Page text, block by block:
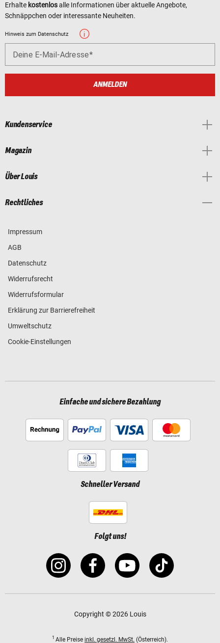
Erhalte kostenlosalle Informationen über aktuelle Angebote,
Schnäppchen oder interessante Neuheiten.
Hinweis zum Datenschutz
Deine E-Mail-Adresse
ANMELDEN
Kundenservice
Magazin
Über Louis
Rechtliches
Impressum
AGB
Datenschutz
Widerrufsrecht
Widerrufsformular
Erklärung zur Barrierefreiheit
Umweltschutz
Cookie-Einstellungen
Einfache und sichere Bezahlung
Schneller Versand
Folgt uns!
Copyright © 2026 Louis
1 Alle Preise inkl. gesetzl. MwSt. (Österreich).